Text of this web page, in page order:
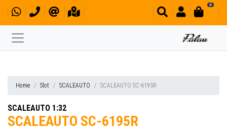
0
Home Slot SCALEAUTO SCALEAUTO SC-6195R
SCALEAUTO 1:32
SCALEAUTO SC-6195R